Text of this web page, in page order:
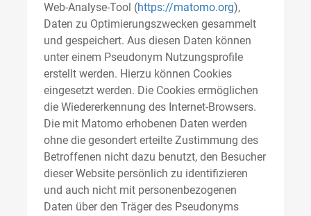
Web-Analyse-Tool (https://matomo.org),
Daten zu Optimierungszwecken gesammelt
und gespeichert. Aus diesen Daten können
unter einem Pseudonym Nutzungsprofile
erstellt werden. Hierzu können Cookies
eingesetzt werden. Die Cookies ermöglichen
die Wiedererkennung des Internet-Browsers.
Die mit Matomo erhobenen Daten werden
ohne die gesondert erteilte Zustimmung des
Betroffenen nicht dazu benutzt, den Besucher
dieser Website persönlich zu identifizieren
und auch nicht mit personenbezogenen
Daten über den Träger des Pseudonyms